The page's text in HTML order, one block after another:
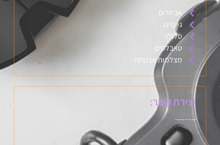
אביזרים
גיימינג
סלולר
טאבלטים
מצלמות אבטחה
יצירת קשר: